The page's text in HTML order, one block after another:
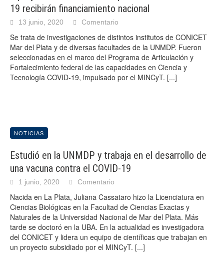
19 recibirán financiamiento nacional
13 junio, 2020 Comentario
Se trata de investigaciones de distintos institutos de CONICET
Mar del Plata y de diversas facultades de la UNMDP. Fueron
seleccionadas en el marco del Programa de Articulación y
Fortalecimiento federal de las capacidades en Ciencia y
Tecnología COVID-19, impulsado por el MINCyT. [...]
NOTICIAS
Estudió en la UNMDP y trabaja en el desarrollo de
una vacuna contra el COVID-19
1 junio, 2020 Comentario
Nacida en La Plata, Juliana Cassataro hizo la Licenciatura en
Ciencias Biológicas en la Facultad de Ciencias Exactas y
Naturales de la Universidad Nacional de Mar del Plata. Más
tarde se doctoró en la UBA. En la actualidad es investigadora
del CONICET y lidera un equipo de científicas que trabajan en
un proyecto subsidiado por el MINCyT. [...]